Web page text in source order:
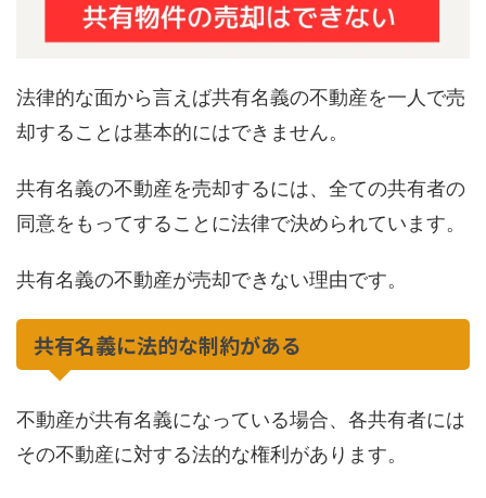
法律的な面から言えば共有名義の不動産を一人で売
却することは基本的にはできません。
共有名義の不動産を売却するには、全ての共有者の
同意をもってすることに法律で決められています。
共有名義の不動産が売却できない理由です。
共有名義に法的な制約がある
不動産が共有名義になっている場合、各共有者には
その不動産に対する法的な権利があります。